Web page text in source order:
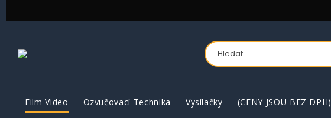
Film Video Ozvučovací Technika Vysílačky (CENY JSOU BEZ DPH)